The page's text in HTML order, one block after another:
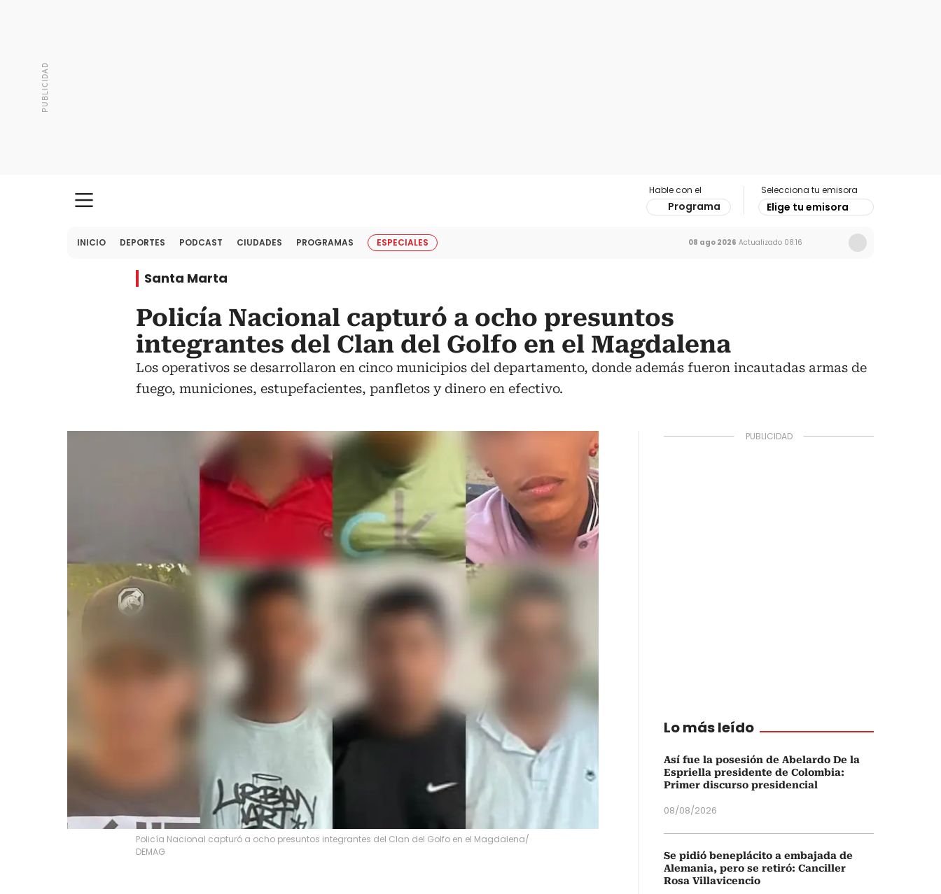
Hable con el
Programa
Selecciona tu emisora
Elige tu emisora
INICIO DEPORTES PODCAST CIUDADES PROGRAMAS ESPECIALES 08 ago 2026 Actualizado 08:16
Santa Marta
Policía Nacional capturó a ocho presuntos
integrantes del Clan del Golfo en el Magdalena
Los operativos se desarrollaron en cinco municipios del departamento, donde además fueron incautadas armas de
fuego, municiones, estupefacientes, panfletos y dinero en efectivo.
Policía Nacional capturó a ocho presuntos integrantes del Clan del Golfo en el Magdalena/
DEMAG
Lo más leído
Así fue la posesión de Abelardo De la
Espriella presidente de Colombia:
Primer discurso presidencial
08/08/2026
Se pidió beneplácito a embajada de
Alemania, pero se retiró: Canciller
Rosa Villavicencio